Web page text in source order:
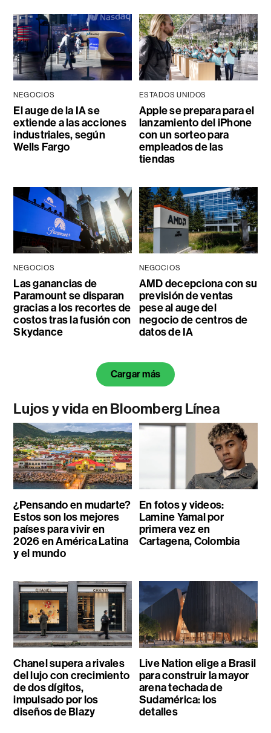
NEGOCIOS
El auge de la IA se
extiende a las acciones
industriales, según
Wells Fargo
ESTADOS UNIDOS
Apple se prepara para el
lanzamiento del iPhone
con un sorteo para
empleados de las
tiendas
NEGOCIOS
Las ganancias de
Paramount se disparan
gracias a los recortes de
costos tras la fusión con
Skydance
NEGOCIOS
AMD decepciona con su
previsión de ventas
pese al auge del
negocio de centros de
datos de IA
Cargar más
Lujos y vida en Bloomberg Línea
¿Pensando en mudarte?
Estos son los mejores
países para vivir en
2026 en América Latina
y el mundo
En fotos y videos:
Lamine Yamal por
primera vez en
Cartagena, Colombia
Chanel supera a rivales
del lujo con crecimiento
de dos dígitos,
impulsado por los
diseños de Blazy
Live Nation elige a Brasil
para construir la mayor
arena techada de
Sudamérica: los
detalles